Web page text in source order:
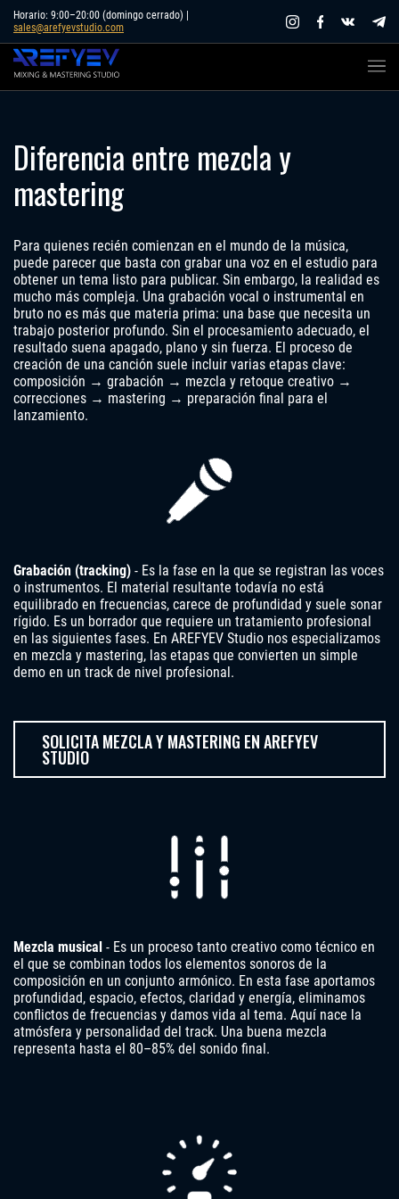
Skip
content
Horario: 9:00–20:00 (domingo cerrado) |
sales@arefyevstudio.com
Diferencia entre mezcla y
mastering
Para quienes recién comienzan en el mundo de la música,
puede parecer que basta con grabar una voz en el estudio para
obtener un tema listo para publicar. Sin embargo, la realidad es
mucho más compleja. Una grabación vocal o instrumental en
bruto no es más que materia prima: una base que necesita un
trabajo posterior profundo. Sin el procesamiento adecuado, el
resultado suena apagado, plano y sin fuerza. El proceso de
creación de una canción suele incluir varias etapas clave:
composición → grabación → mezcla y retoque creativo →
correcciones → mastering → preparación final para el
lanzamiento.
Grabación (tracking) - Es la fase en la que se registran las voces
o instrumentos. El material resultante todavía no está
equilibrado en frecuencias, carece de profundidad y suele sonar
rígido. Es un borrador que requiere un tratamiento profesional
en las siguientes fases. En AREFYEV Studio nos especializamos
en mezcla y mastering, las etapas que convierten un simple
demo en un track de nivel profesional.
SOLICITA MEZCLA Y MASTERING EN AREFYEV
STUDIO
Mezcla musical - Es un proceso tanto creativo como técnico en
el que se combinan todos los elementos sonoros de la
composición en un conjunto armónico. En esta fase aportamos
profundidad, espacio, efectos, claridad y energía, eliminamos
conflictos de frecuencias y damos vida al tema. Aquí nace la
atmósfera y personalidad del track. Una buena mezcla
representa hasta el 80–85% del sonido final.